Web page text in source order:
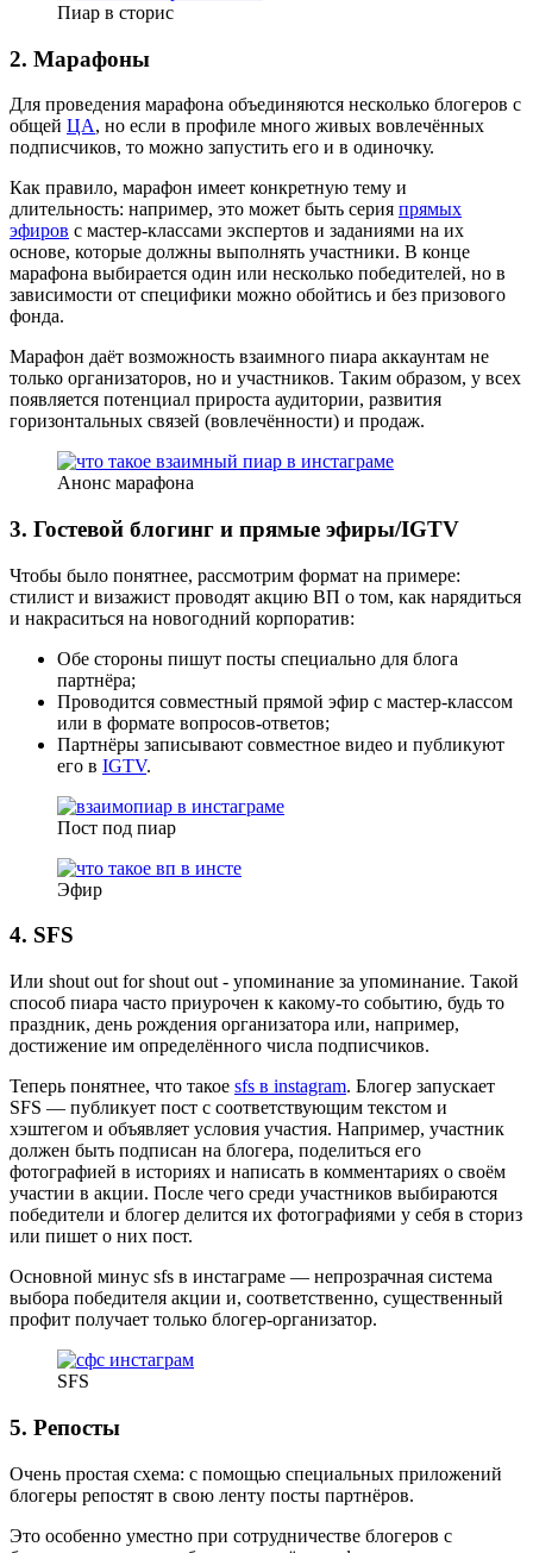
Пиар в сторис
2. Марафоны
Для проведения марафона объединяются несколько блогеров с
общей ЦА, но если в профиле много живых вовлечённых
подписчиков, то можно запустить его и в одиночку.
Как правило, марафон имеет конкретную тему и
длительность: например, это может быть серия прямых
эфиров с мастер-классами экспертов и заданиями на их
основе, которые должны выполнять участники. В конце
марафона выбирается один или несколько победителей, но в
зависимости от специфики можно обойтись и без призового
фонда.
Марафон даёт возможность взаимного пиара аккаунтам не
только организаторов, но и участников. Таким образом, у всех
появляется потенциал прироста аудитории, развития
горизонтальных связей (вовлечённости) и продаж.
Анонс марафона
3. Гостевой блогинг и прямые эфиры/IGTV
Чтобы было понятнее, рассмотрим формат на примере:
стилист и визажист проводят акцию ВП о том, как нарядиться
и накраситься на новогодний корпоратив:
Обе стороны пишут посты специально для блога
партнёра;
Проводится совместный прямой эфир с мастер-классом
или в формате вопросов-ответов;
Партнёры записывают совместное видео и публикуют
его в IGTV.
Пост под пиар
Эфир
4. SFS
Или shout out for shout out - упоминание за упоминание. Такой
способ пиара часто приурочен к какому-то событию, будь то
праздник, день рождения организатора или, например,
достижение им определённого числа подписчиков.
Теперь понятнее, что такое sfs в instagram. Блогер запускает
SFS — публикует пост с соответствующим текстом и
хэштегом и объявляет условия участия. Например, участник
должен быть подписан на блогера, поделиться его
фотографией в историях и написать в комментариях о своём
участии в акции. После чего среди участников выбираются
победители и блогер делится их фотографиями у себя в сториз
или пишет о них пост.
Основной минус sfs в инстаграме — непрозрачная система
выбора победителя акции и, соответственно, существенный
профит получает только блогер-организатор.
SFS
5. Репосты
Очень простая схема: с помощью специальных приложений
блогеры репостят в свою ленту посты партнёров.
Это особенно уместно при сотрудничестве блогеров с